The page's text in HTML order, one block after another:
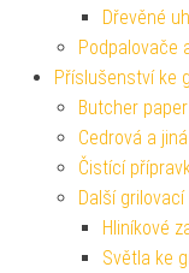
Dřevěné
Podpalovače
Příslušenství ke
Butcher
Cedrová a
Čistící
Další
Hliníkové
Světla ke